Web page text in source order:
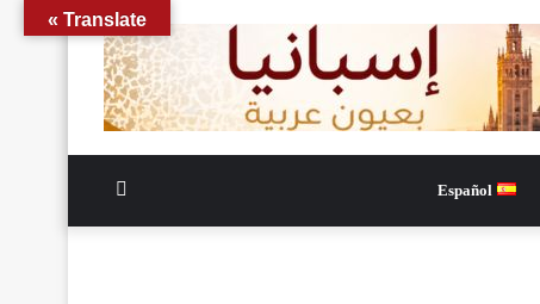
Español
Translate »